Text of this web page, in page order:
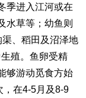
季进入江河或在
水草等；幼鱼则
、稻田及沼泽地
殖。鱼卵受精
够游动觅食方始
，在4-5月及8-9